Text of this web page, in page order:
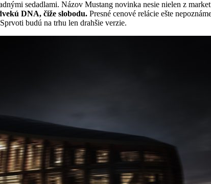
sedadlami. Názov Mustang novinka nesie nielen z
DNA, čiže slobodu. Presné cenové relácie ešte
budú na trhu len drahšie verzie.